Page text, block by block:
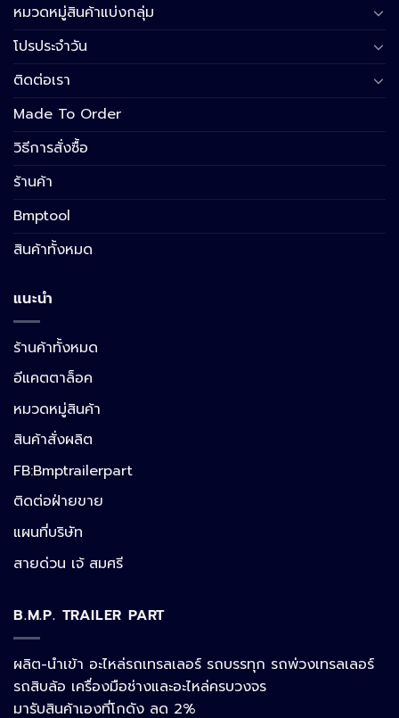
หมวดหมู่สินค้าแบ่งกลุ่ม
โปรประจำวัน
ติดต่อเรา
Made To Order
วิธีการสั่งซื้อ
ร้านค้า
Bmptool
สินค้าทั้งหมด
แนะนำ
ร้านค้าทั้งหมด
อีแคตตาล็อค
หมวดหมู่สินค้า
สินค้าสั่งผลิต
FB:Bmptrailerpart
ติดต่อฝ่ายขาย
แผนที่บริษัท
สายด่วน เจ้ สมศรี
B.M.P. TRAILER PART
ผลิต-นำเข้า อะไหล่รถเทรลเลอร์ รถบรรทุก รถพ่วงเทรลเลอร์
รถสิบล้อ เครื่องมือช่างและอะไหล่ครบวงจร
มารับสินค้าเองที่โกดัง ลด 2%